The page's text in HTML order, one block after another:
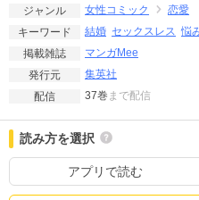
ジャンル 女性コミック
恋愛
キーワード
結婚 セックスレス 悩
掲載雑誌
マンガMee
発行元
集英社
配信
37巻 まで配信
読み方を選択
アプリで読む